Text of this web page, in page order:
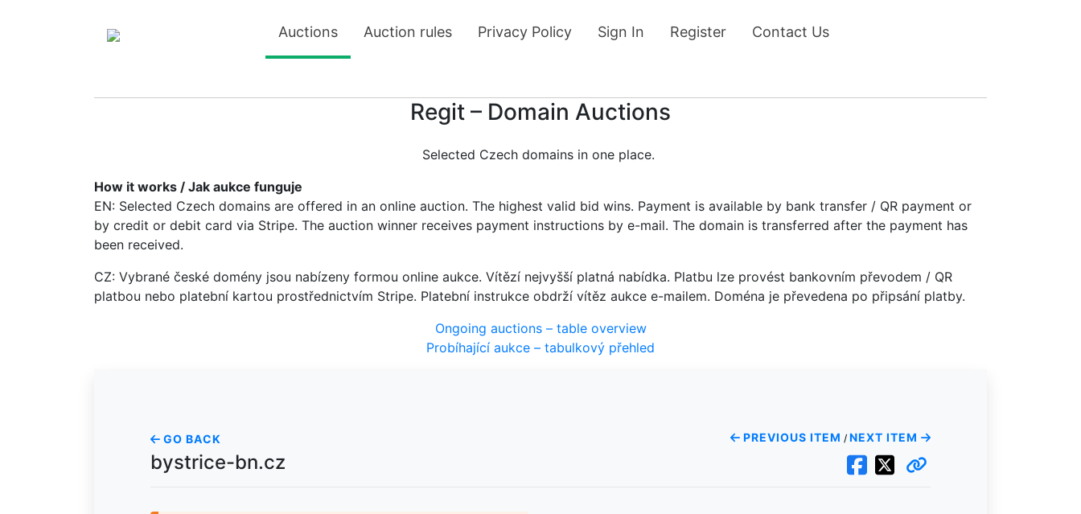
Auctions Auction rules Privacy Policy Sign In Register Contact Us
Regit – Domain Auctions
Selected Czech domains in one place.
How it works / Jak aukce funguje
EN: Selected Czech domains are offered in an online auction. The highest valid bid wins. Payment is available by bank transfer / QR payment or
by credit or debit card via Stripe. The auction winner receives payment instructions by e-mail. The domain is transferred after the payment has
been received.
CZ: Vybrané české domény jsou nabízeny formou online aukce. Vítězí nejvyšší platná nabídka. Platbu lze provést bankovním převodem / QR
platbou nebo platební kartou prostřednictvím Stripe. Platební instrukce obdrží vítěz aukce e-mailem. Doména je převedena po připsání platby.
Ongoing auctions – table overview
Probíhající aukce – tabulkový přehled
GO BACK PREVIOUS ITEM / NEXT ITEM
bystrice-bn.cz